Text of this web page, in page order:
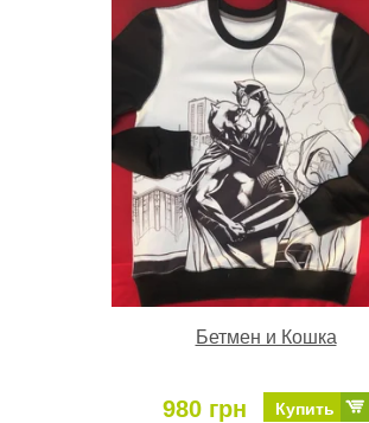
Бетмен и Кошка
980 грн Купить